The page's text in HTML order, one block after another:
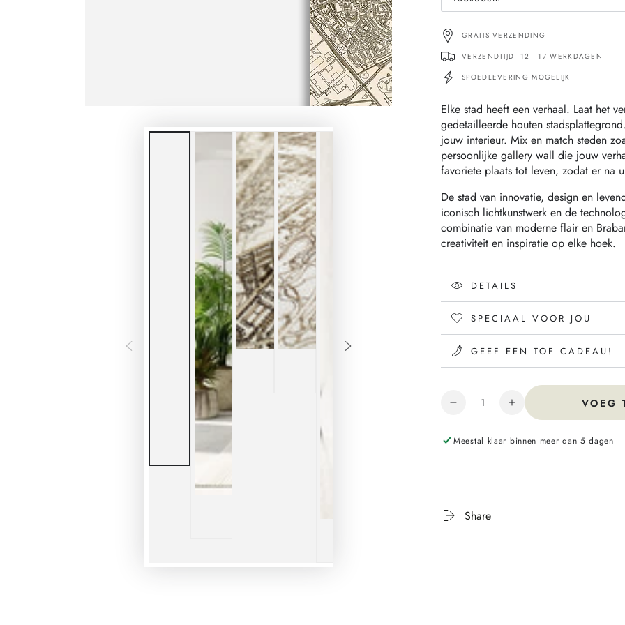
missing:
GRATIS VERZENDING
VERZENDTIJD: 12 - 17 WERKDAGEN
SPOEDLEVERING MOGELIJK
Elke stad heeft een verhaal. Laat het
gedetailleerde houten
jouw interieur. Mix en match steden
persoonlijke gallery wall die jouw
favoriete plaats tot leven, zodat er na
De stad van innovatie, design en
iconisch lichtkunstwerk en de
combinatie van moderne flair en
creativiteit en inspiratie op elke hoek.
DETAILS
SPECIAAL VOOR JOU
GEEF EEN TOF CADEAU!
Hoeveelheid VOEG
Meestal klaar binnen meer dan 5 dagen
Share